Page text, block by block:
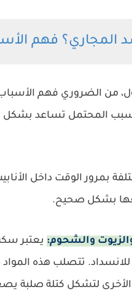
من الضروري فهم الأسباب
المحتمل تساعد بشكل
بمرور الوقت داخل
بشكل صحيح.
والشحوم: يعتبر
تتصلب هذه المواد
الأخرى لتشكل كتلة صلبة